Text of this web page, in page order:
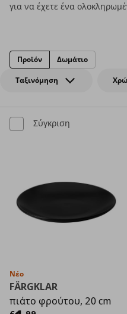
για να έχετε ένα
Ταξινόμηση
Προϊόν Δωμάτιο
Σύγκριση
Νέο
FÄRGKLAR
πιάτο φρούτου, 20 cm